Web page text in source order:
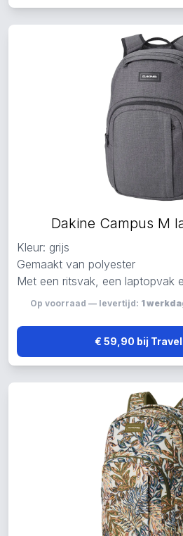
Dakine Campus M
Kleur: grijs
Gemaakt van polyester
Met een ritsvak, een laptopvak
Op voorraad — levertijd: 1
€ 59,90 bij